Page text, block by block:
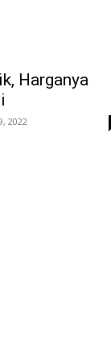
Harganya
2022